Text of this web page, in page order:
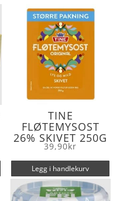
TINE
FLØTEMYSOST
26% SKIVET 250G
39,90kr
Legg i handlekurv